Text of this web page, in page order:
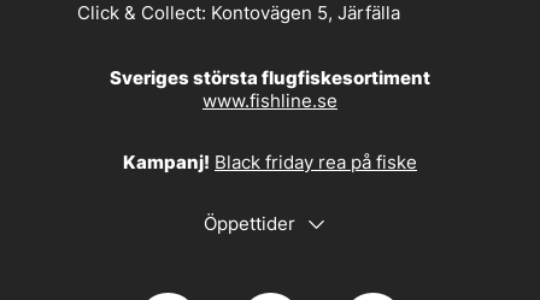
Click & Collect: Kontovägen 5, Järfälla
Sveriges största flugfiskesortiment
www.fishline.se
Kampanj! Black friday rea på fiske
Öppettider